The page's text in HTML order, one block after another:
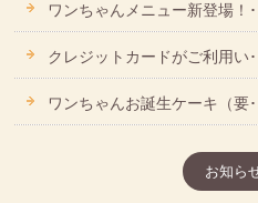
ワンちゃんメニュー新登場！･
クレジットカードがご利用い･
ワンちゃんお誕生ケーキ（要･
お知ら